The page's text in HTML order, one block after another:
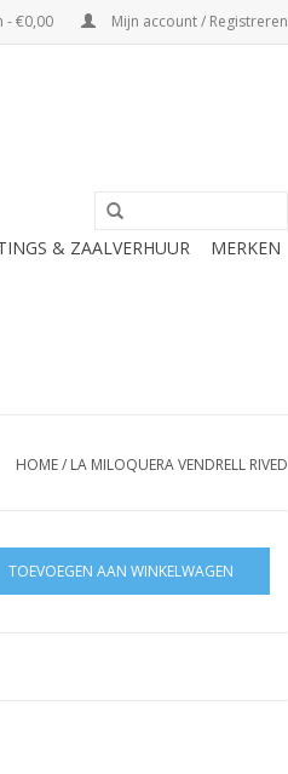
- €0,00 Mijn account / Registreren
& ZAALVERHUUR MERKEN
HOME/ LA MILOQUERA VENDRELL RIVED
TOEVOEGEN AAN WINKELWAGEN